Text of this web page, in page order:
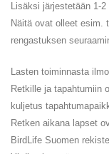
Lisäksi järjestetään 1-
Näitä ovat olleet esim.
rengastuksen
Lasten toiminnasta
Retkille ja tapahtumiin
kuljetus
Retken aikana lapset
BirdLife Suomen